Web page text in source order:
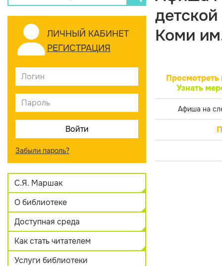
ЛИЧНЫЙ КАБИНЕТ
РЕГИСТРАЦИЯ
Забыли пароль?
С.Я. Маршак
О библиотеке
Доступная среда
Как стать читателем
Услуги библиотеки
Коми
Просмотреть
Узнать
Афиша на